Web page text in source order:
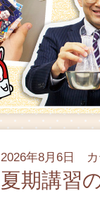
2026年8月6日 カ
夏期講習